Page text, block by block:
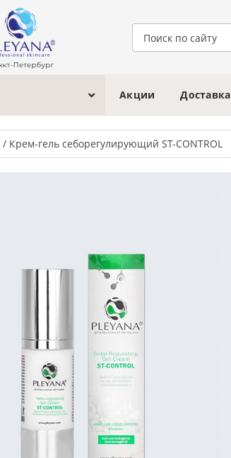
Акции Доставка
/ Крем-гель себорегулирующий ST-CONTROL